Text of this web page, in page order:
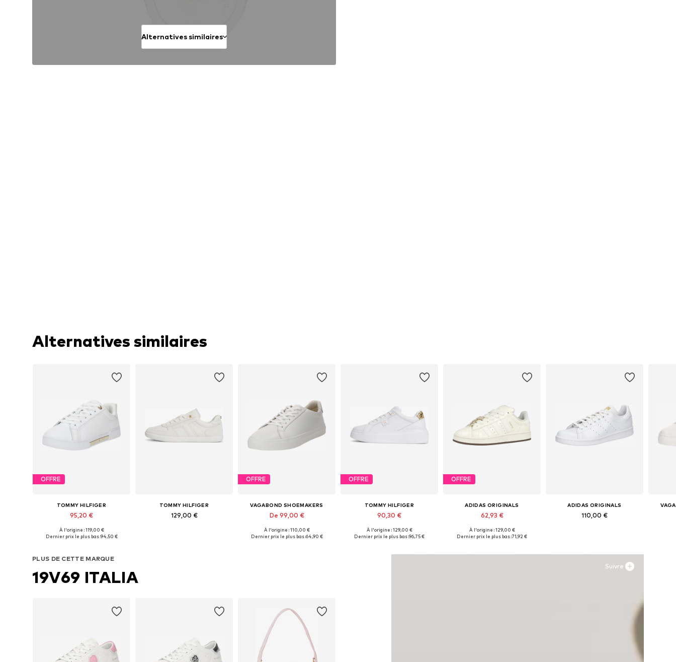
Alternatives similaires
Alternatives similaires
OFFRE
TOMMY HILFIGER
95,20 €
Disponible en plusieurs tailles
À l'origine : 119,00 €
Dernier prix le plus bas :94,50 €
TOMMY HILFIGER
129,00 €
OFFRE
VAGABOND SHOEMAKERS
De 99,00 €
Disponible en plusieurs tailles
À l'origine : 110,00 €
Dernier prix le plus bas :64,90 €
OFFRE
TOMMY HILFIGER
90,30 €
À l'origine : 129,00 €
Dernier prix le plus bas :96,75 €
OFFRE
ADIDAS ORIGINALS
62,93 €
Disponible en plusieurs tailles
À l'origine : 129,00 €
Dernier prix le plus bas :71,92 €
ADIDAS ORIGINALS
110,00 €
Suivre
PLUS DE CETTE MARQUE
19V69 ITALIA